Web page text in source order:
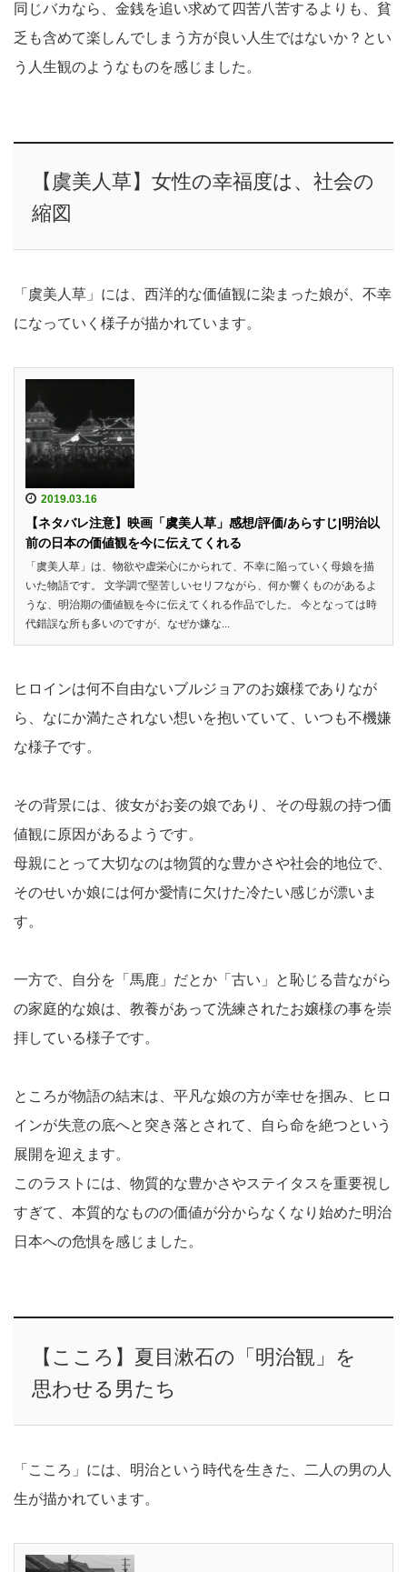
同じバカなら、金銭を追い求めて四苦八苦するよりも、貧
乏も含めて楽しんでしまう方が良い人生ではないか？とい
う人生観のようなものを感じました。
【虞美人草】女性の幸福度は、社会の
縮図
「虞美人草」には、西洋的な価値観に染まった娘が、不幸
になっていく様子が描かれています。
2019.03.16
【ネタバレ注意】映画「虞美人草」感想/評価/あらすじ|明治以
前の日本の価値観を今に伝えてくれる
「虞美人草」は、物欲や虚栄心にかられて、不幸に陥っていく母娘を描
いた物語です。 文学調で堅苦しいセリフながら、何か響くものがあるよ
うな、明治期の価値観を今に伝えてくれる作品でした。 今となっては時
代錯誤な所も多いのですが、なぜか嫌な...
ヒロインは何不自由ないブルジョアのお嬢様でありなが
ら、なにか満たされない想いを抱いていて、いつも不機嫌
な様子です。
その背景には、彼女がお妾の娘であり、その母親の持つ価
値観に原因があるようです。
母親にとって大切なのは物質的な豊かさや社会的地位で、
そのせいか娘には何か愛情に欠けた冷たい感じが漂いま
す。
一方で、自分を「馬鹿」だとか「古い」と恥じる昔ながら
の家庭的な娘は、教養があって洗練されたお嬢様の事を崇
拝している様子です。
ところが物語の結末は、平凡な娘の方が幸せを掴み、ヒロ
インが失意の底へと突き落とされて、自ら命を絶つという
展開を迎えます。
このラストには、物質的な豊かさやステイタスを重要視し
すぎて、本質的なものの価値が分からなくなり始めた明治
日本への危惧を感じました。
【こころ】夏目漱石の「明治観」を
思わせる男たち
「こころ」には、明治という時代を生きた、二人の男の人
生が描かれています。